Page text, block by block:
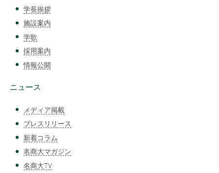
学長挨拶
施設案内
学歌
採用案内
情報公開
ニュース
メディア掲載
プレスリリース
新着コラム
名商大マガジン
名商大TV